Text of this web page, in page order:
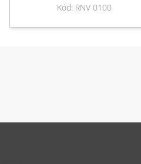
Kód: RNV 0100